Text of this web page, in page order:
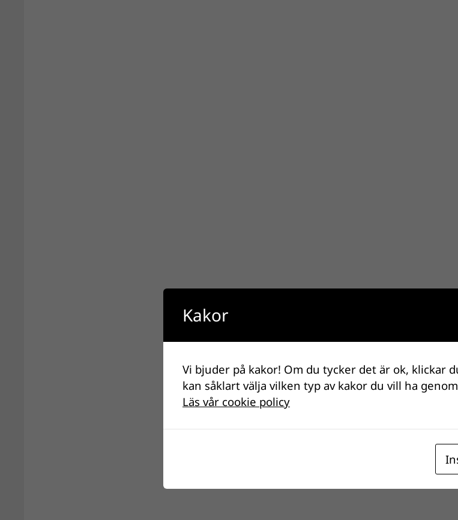
Kakor
Vi bjuder på kakor! Om du tycker det är ok, klickar
kan såklart välja vilken typ av kakor du vill ha
Läs vår cookie policy